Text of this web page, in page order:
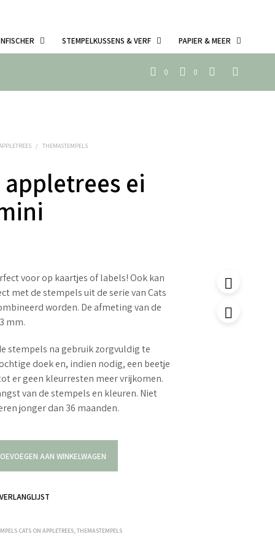
STEMPELKUSSENS & VERF PAPIER & MEER
0 0
/ THEMASTEMPELS
appletrees ei
voor op kaartjes of labels! Ook kan
met de stempels uit de serie van Cats
worden. De afmeting van de
mm.
stempels na gebruik zorgvuldig te
doek en, indien nodig, een beetje
er geen kleurresten meer vrijkomen.
van de stempels en kleuren. Niet
jonger dan 36 maanden.
AAN WINKELWAGEN
CATS ON APPLETREES,THEMASTEMPELS